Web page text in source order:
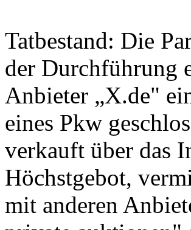
Tatbestand: Die
der Durchführung
Anbieter „X.de"
eines Pkw
verkauft über das
Höchstgebot,
mit anderen